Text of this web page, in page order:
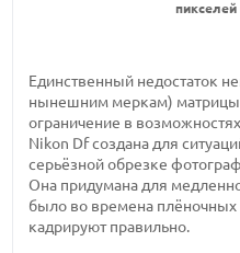
Единственный недостаток
нынешним меркам) матрицы
ограничение в
Nikon Df создана для
серьёзной обрезке
Она придумана для
было во времена
кадрируют правильно.